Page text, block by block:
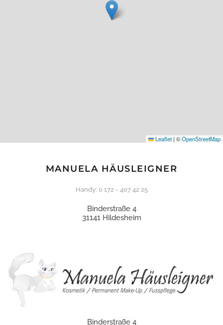
Leaflet | ©OpenStreetMap
MANUELA HÄUSLEIGNER
Handy: 0 172 - 407 42 25
Binderstraße 4
31141 Hildesheim
Binderstraße 4